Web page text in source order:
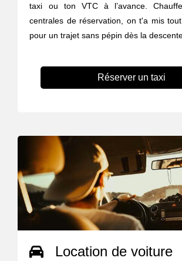
taxi ou ton VTC à l’avance.
centrales de réservation, on t'a mis
pour un trajet sans pépin dès la
Réserver un taxi
Location de voiture